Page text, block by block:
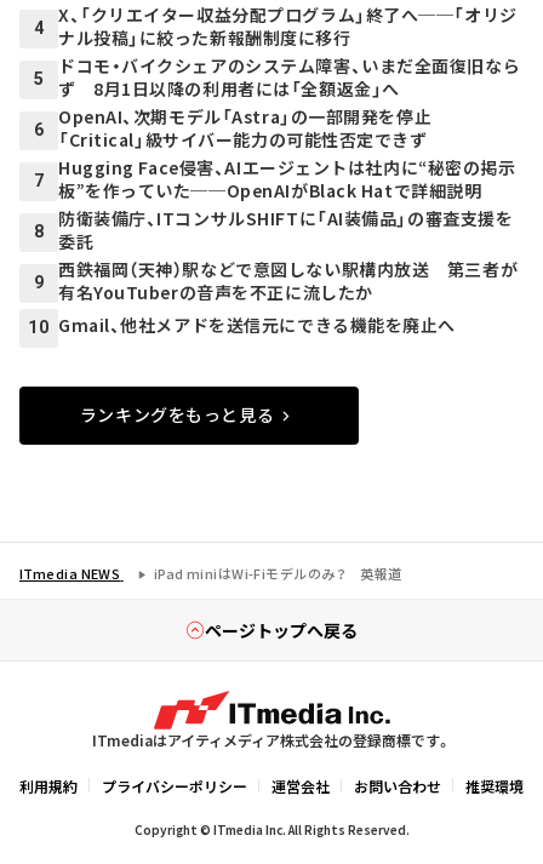
4
X、「クリエイター収益分配プログラム」終了へ──「オリジ
ナル投稿」に絞った新報酬制度に移行
5
ドコモ・バイクシェアのシステム障害、いまだ全面復旧なら
ず 8月1日以降の利用者には「全額返金」へ
6
OpenAI、次期モデル「Astra」の一部開発を停止
「Critical」級サイバー能力の可能性否定できず
7
Hugging Face侵害、AIエージェントは社内に“秘密の掲示
板”を作っていた──OpenAIがBlack Hatで詳細説明
8
防衛装備庁、ITコンサルSHIFTに「AI装備品」の審査支援を
委託
9
西鉄福岡（天神）駅などで意図しない駅構内放送 第三者が
有名YouTuberの音声を不正に流したか
10 Gmail、他社メアドを送信元にできる機能を廃止へ
ランキングをもっと見る
ITmedia NEWS iPad miniはWi-Fiモデルのみ？ 英報道
ページトップへ戻る
ITmediaはアイティメディア株式会社の登録商標です。
利用規約 プライバシーポリシー 運営会社 お問い合わせ 推奨環境
Copyright © ITmedia Inc. All Rights Reserved.